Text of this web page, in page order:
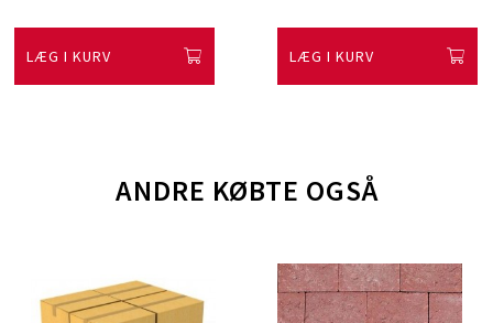
LÆG I KURV LÆG I KURV
ANDRE KØBTE OGSÅ